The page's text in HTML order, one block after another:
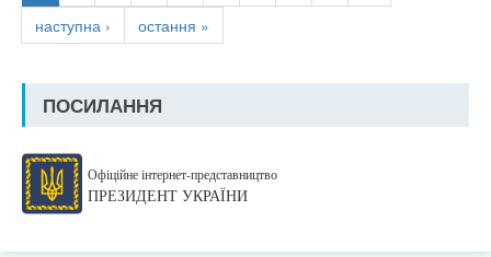
наступна ›
остання »
ПОСИЛАННЯ
Офіційне інтернет-представництво
ПРЕЗИДЕНТ УКРАЇНИ